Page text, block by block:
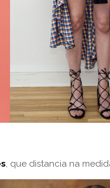
, que distancia na